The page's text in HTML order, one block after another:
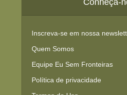
Inscreva-se em nossa
Quem Somos
Equipe Eu Sem Fronteiras
Política de privacidade